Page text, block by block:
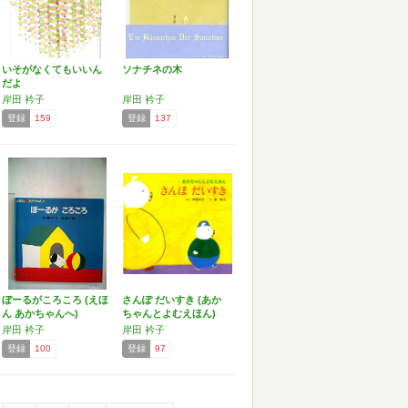
いそがなくてもいいん
だよ
岸田 衿子
登録 159
ソナチネの木
岸田 衿子
登録 137
ぼーるがころころ (えほ
ん あかちゃんへ)
岸田 衿子
登録 100
さんぽ だいすき (あか
ちゃんとよむえほん)
岸田 衿子
登録 97